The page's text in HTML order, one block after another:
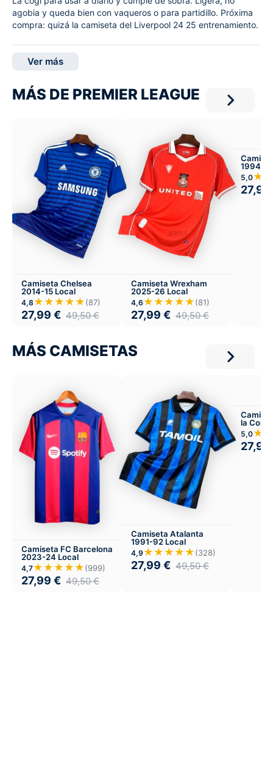
agobia y queda bien con vaqueros o para partidillo. Próxima
compra: quizá la camiseta del Liverpool 24 25 entrenamiento.
Ver más
MÁS DE PREMIER LEAGUE
Camiseta Chelsea
2014-15 Local
4,8 ★★★★★(87)
27,99 € 49,50€
Camiseta Wrexham
2025-26 Local
4,6 ★★★★★(81)
27,99 € 49,50€
1994-
5,0
27,99
MÁS CAMISETAS
Camiseta FC Barcelona
2023-24 Local
4,7★★★★★(999)
27,99 € 49,50€
Camiseta Atalanta
1991-92 Local
4,9 ★★★★★(328)
27,99 € 49,50€
la
5,0
27,99